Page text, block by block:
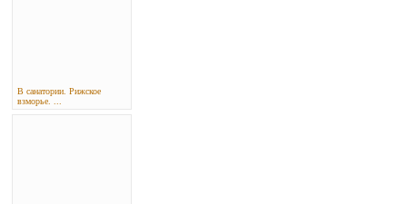
В санатории. Рижское
взморье. ...